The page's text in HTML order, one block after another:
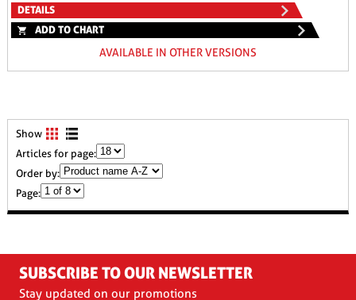
DETAILS
ADD TO CHART
AVAILABLE IN OTHER VERSIONS
Show
Articles for page:
Order by:
Page:
SUBSCRIBE TO OUR NEWSLETTER
Stay updated on our promotions